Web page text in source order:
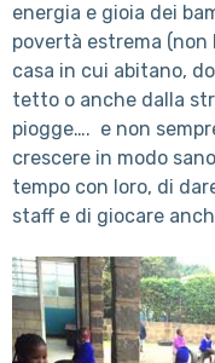
energia e gioia dei
povertà estrema
casa in cui abitano,
tetto o anche dalla
piogge…. e non
crescere in modo
tempo con loro, di
staff e di giocare